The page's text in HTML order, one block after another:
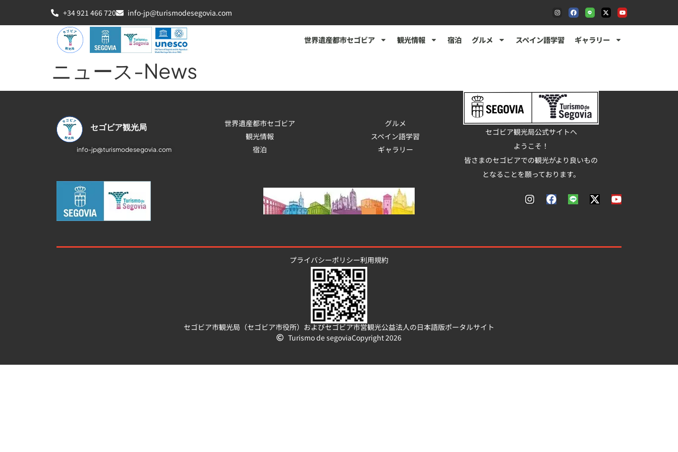
+34 921 466 720 info-jp@turismodesegovia.com
世界遺産都市セゴビア 観光情報 宿泊 グルメ スペイン語学習 ギャラリー
ニュース-News
セゴビア観光局
info-jp@turismodesegovia.com
世界遺産都市セゴビア
観光情報
宿泊
グルメ
スペイン語学習
ギャラリー
セゴビア観光局公式サイトへ
ようこそ！
皆さまのセゴビアでの観光がより良いもの
となることを願っております。
プライバシーポリシー利用規約
セゴビア市観光局（セゴビア市役所）およびセゴビア市営観光公益法人の日本語版ポータルサイト
Turismo de segoviaCopyright 2026